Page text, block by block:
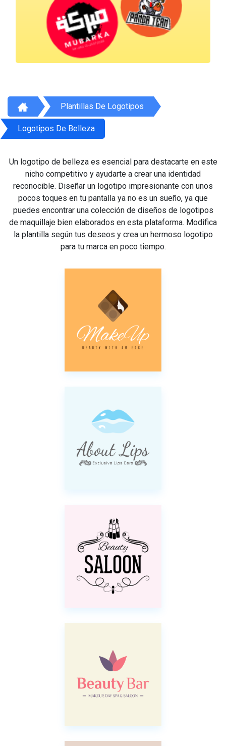
Plantillas De Logotipos
Logotipos De Belleza
Un logotipo de belleza es esencial para destacarte en este
nicho competitivo y ayudarte a crear una identidad
reconocible. Diseñar un logotipo impresionante con unos
pocos toques en tu pantalla ya no es un sueño, ya que
puedes encontrar una colección de diseños de logotipos
de maquillaje bien elaborados en esta plataforma. Modifica
la plantilla según tus deseos y crea un hermoso logotipo
para tu marca en poco tiempo.